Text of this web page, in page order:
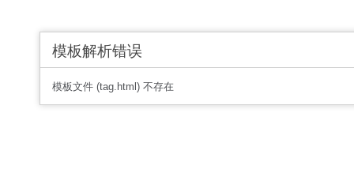
模板解析错误
模板文件 (tag.html) 不存在